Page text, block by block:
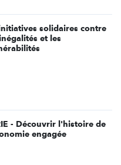
solidaires contre
et les
- Découvrir l'histoire de
engagée